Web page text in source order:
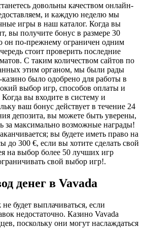
довольны качеством онлайн-
и каждую неделю мы
игры в наш каталог. Когда вы
вы получите бонус в размере 30
он по-прежнему ограничен одним
стоит проверить последние
С таким количеством сайтов по
этим органом, мы были рады
было одобрено для работы в
выбор игр, способов оплаты и
вы входите в систему и
ваш бонус действует в течение 24
депозита, вы можете быть уверены,
за максимально возможные награды!
вы будете иметь право на
до 300 €, если вы хотите сделать свой
на выбор более 50 лучших игр
свой выбор игр!.
денег в Vavada
будет выплачиваться, если
недостаточно. Казино Vavada
поскольку они могут наслаждаться